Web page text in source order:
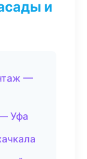
и
—
Уфа